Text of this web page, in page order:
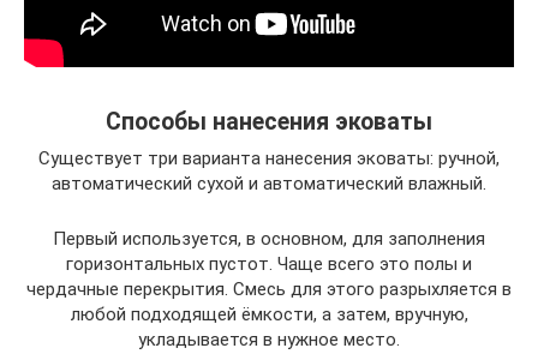
Способы нанесения эковаты
Существует три варианта нанесения эковаты: ручной,
автоматический сухой и автоматический влажный.
Первый используется, в основном, для заполнения
горизонтальных пустот. Чаще всего это полы и
чердачные перекрытия. Смесь для этого разрыхляется в
любой подходящей ёмкости, а затем, вручную,
укладывается в нужное место.